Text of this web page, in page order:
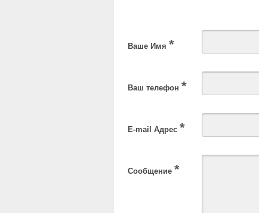
Ваше Имя *
Ваш телефон *
E-mail Адрес *
Сообщение *